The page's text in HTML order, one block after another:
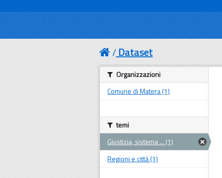
Dataset
Organizzazioni
Comune di Matera (1)
temi
Giustizia, sistema ... (1)
Regioni e città (1)